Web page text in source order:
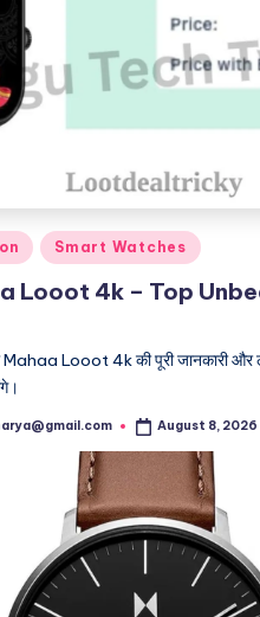
Smart Watches
Looot 4k – Top
Looot 4k की पूरी जानकारी और
August 8, 2026